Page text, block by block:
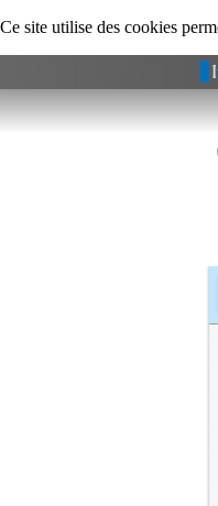
Ce site utilise des cookies